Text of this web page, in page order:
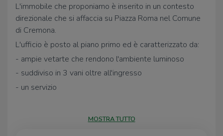
L'immobile che proponiamo è inserito in un contesto
direzionale che si affaccia su Piazza Roma nel Comune
di Cremona.
L'ufficio è posto al piano primo ed è caratterizzato da:
- ampie vetarte che rendono l'ambiente luminoso
- suddiviso in 3 vani oltre all'ingresso
- un servizio
- termoautonomo con convettori ad aria
MOSTRA TUTTO